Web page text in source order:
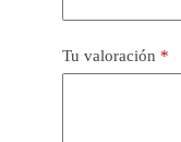
Tu valoración *